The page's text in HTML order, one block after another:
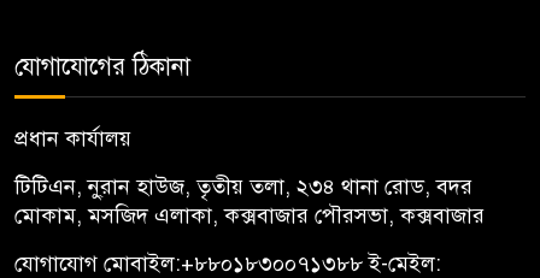
যোগাযোগের ঠিকানা
প্রধান কার্যালয়
টিটিএন, নু্রান হাউজ, তৃতীয় তলা, ২৩৪ থানা রোড, বদর
মোকাম, মসজিদ এলাকা, কক্সবাজার পৌরসভা, কক্সবাজার
যোগাযোগ মোবাইল:+৮৮০১৮৩০০৭১৩৮৮ই-মেইল: